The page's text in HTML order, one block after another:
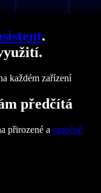
.
každém zařízení
předčítá
přirozené a emočně